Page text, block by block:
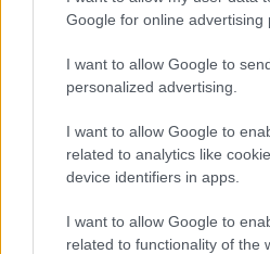
Google for online advertising
I want to allow Google to
personalized advertising.
I want to allow Google to
related to analytics like
device identifiers in apps.
I want to allow Google to
related to functionality of the
Ezt hozza 2026.
bőség és erő